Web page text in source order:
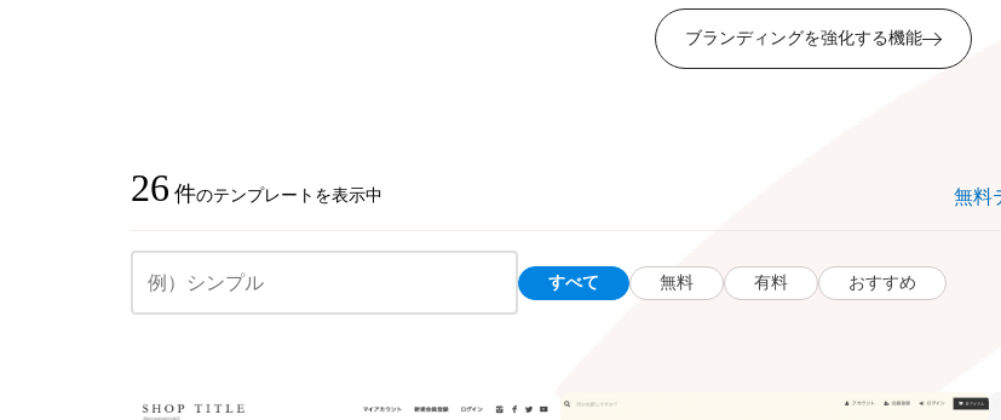
ブランディングを強化する機能
26 件のテンプレートを表示中 無料
すべて 無料 有料 おすすめ